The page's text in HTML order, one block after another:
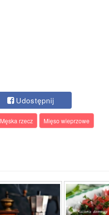
Udostępnij
Męska rzecz Mięso wieprzowe